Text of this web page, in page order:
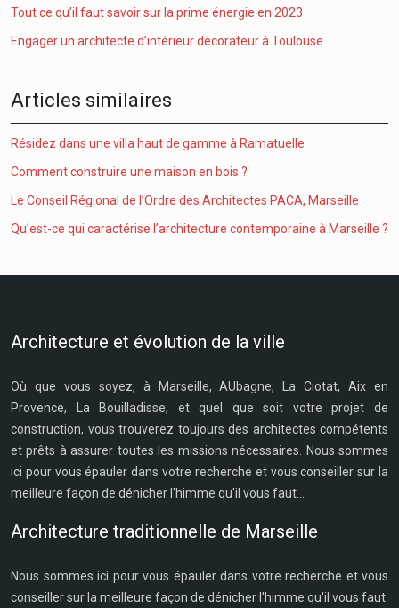
Tout ce qu’il faut savoir sur la prime énergie en 2023
Engager un architecte d’intérieur décorateur à Toulouse
Articles similaires
Résidez dans une villa haut de gamme à Ramatuelle
Comment construire une maison en bois ?
Le Conseil Régional de l’Ordre des Architectes PACA, Marseille
Qu’est-ce qui caractérise l’architecture contemporaine à Marseille ?
Architecture et évolution de la ville
Où que vous soyez, à Marseille, AUbagne, La Ciotat, Aix en
Provence, La Bouilladisse, et quel que soit votre projet de
construction, vous trouverez toujours des architectes compétents
et prêts à assurer toutes les missions nécessaires. Nous sommes
ici pour vous épauler dans votre recherche et vous conseiller sur la
meilleure façon de dénicher l'himme qu'il vous faut...
Architecture traditionnelle de Marseille
Nous sommes ici pour vous épauler dans votre recherche et vous
conseiller sur la meilleure façon de dénicher l'himme qu'il vous faut.